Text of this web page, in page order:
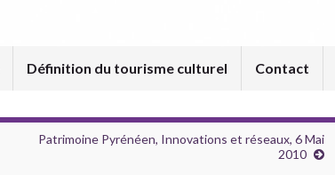
Définition du tourisme culturel Contact
Patrimoine Pyrénéen, Innovations et réseaux, 6 Mai
2010